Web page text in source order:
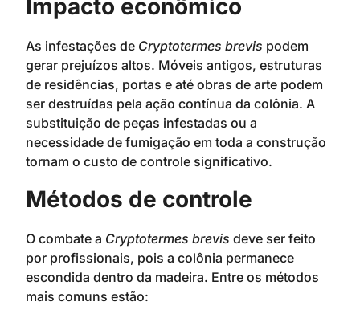
Impacto econômico
As infestações de Cryptotermes brevis podem
gerar prejuízos altos. Móveis antigos, estruturas
de residências, portas e até obras de arte podem
ser destruídas pela ação contínua da colônia. A
substituição de peças infestadas ou a
necessidade de fumigação em toda a construção
tornam o custo de controle significativo.
Métodos de controle
O combate a Cryptotermes brevis deve ser feito
por profissionais, pois a colônia permanece
escondida dentro da madeira. Entre os métodos
mais comuns estão: